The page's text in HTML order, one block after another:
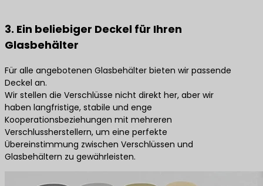
3. Ein beliebiger Deckel für Ihren
Glasbehälter
Für alle angebotenen Glasbehälter bieten wir passende
Deckel an.
Wir stellen die Verschlüsse nicht direkt her, aber wir
haben langfristige, stabile und enge
Kooperationsbeziehungen mit mehreren
Verschlussherstellern, um eine perfekte
Übereinstimmung zwischen Verschlüssen und
Glasbehältern zu gewährleisten.